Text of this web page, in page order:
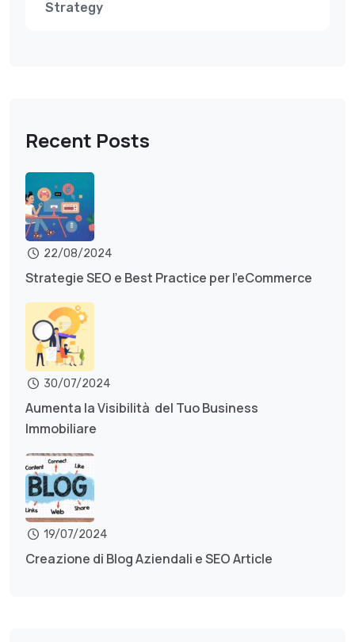
Strategy
Recent Posts
22/08/2024
Strategie SEO e Best Practice per l’eCommerce
30/07/2024
Aumenta la Visibilità del Tuo Business
Immobiliare
19/07/2024
Creazione di Blog Aziendali e SEO Article